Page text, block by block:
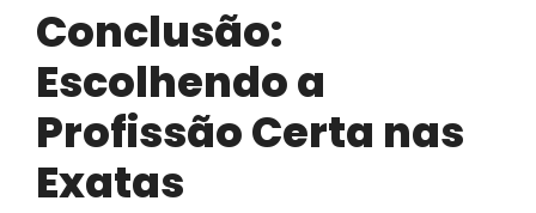
Conclusão:
Escolhendo a
Profissão Certa nas
Exatas